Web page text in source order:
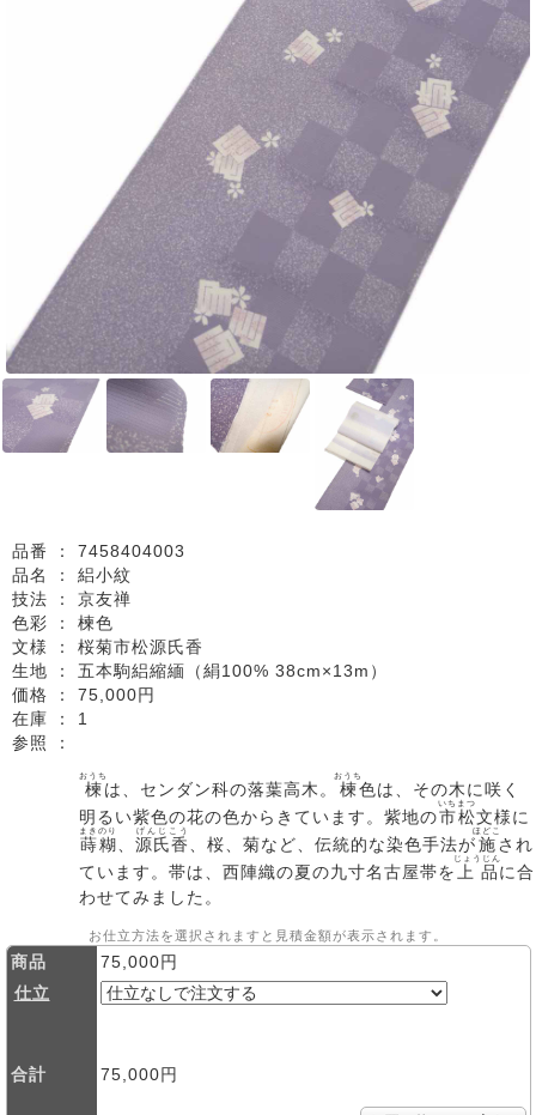
品番 ： 7458404003
品名 ： 絽小紋
技法 ： 京友禅
色彩 ： 楝色
文様 ： 桜菊市松源氏香
生地 ： 五本駒絽縮緬（絹100% 38cm×13m）
価格 ： 75,000円
在庫 ： 1
参照 ：
楝
おうち
は、センダン科の落葉高木。 楝
おうち
色は、その木に咲く
明るい紫色の花の色からきています。紫地の市松
いちまつ
文様に
蒔糊
まきのり
、 源氏香
げんじこう
、桜、菊など、伝統的な染色手法が施
ほどこ
され
ています。帯は、西陣織の夏の九寸名古屋帯を上品
じょうじん
に合
わせてみました。
お仕立方法を選択されますと見積金額が表示されます。
商品
75,000円
仕立
合計 75,000円